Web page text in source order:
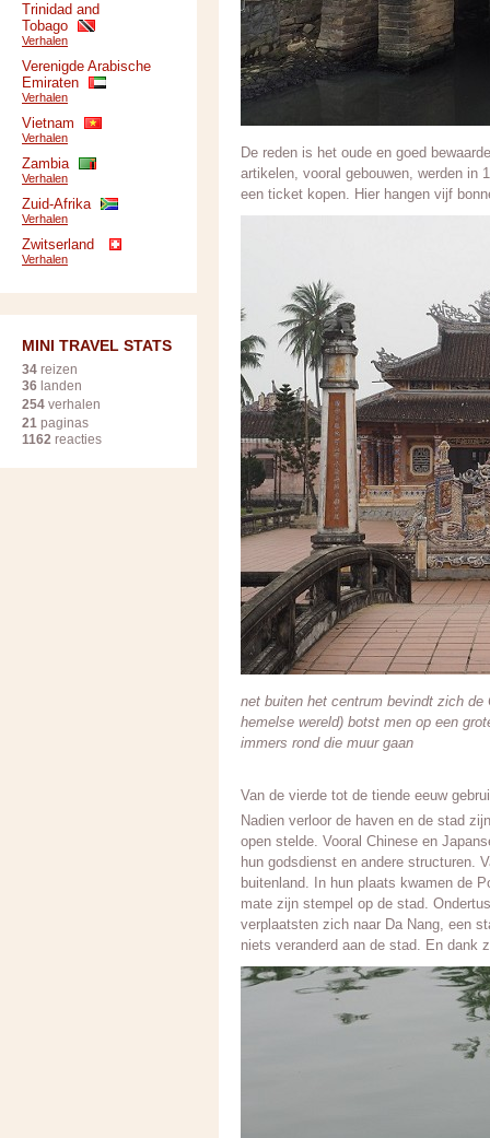
De reden is het oude en goed
artikelen, vooral gebouwen, werden in
een ticket kopen. Hier hangen vijf
net buiten het centrum bevindt zich de
hemelse wereld) botst men op een
immers rond die muur gaan
Van de vierde tot de tiende eeuw
Nadien verloor de haven en de stad
open stelde. Vooral Chinese en
hun godsdienst en andere structuren.
buitenland. In hun plaats kwamen de
mate zijn stempel op de stad.
verplaatsten zich naar Da Nang, een
niets veranderd aan de stad. En dank
Trinidad and
Tobago
Verhalen
Verenigde Arabische
Emiraten
Verhalen
Vietnam
Verhalen
Zambia
Verhalen
Zuid-Afrika
Verhalen
Zwitserland
Verhalen
MINI TRAVEL STATS
34 reizen
36 landen
254 verhalen
21 paginas
1162 reacties